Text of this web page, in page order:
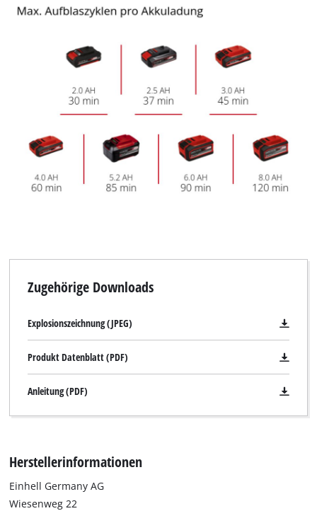
Zugehörige Downloads
Explosionszeichnung (JPEG)
Produkt Datenblatt (PDF)
Anleitung (PDF)
Herstellerinformationen
Einhell Germany AG
Wiesenweg 22